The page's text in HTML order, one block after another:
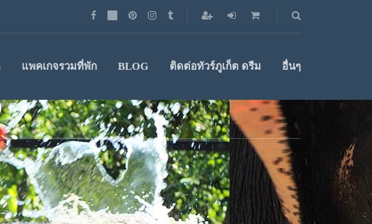
แพคเกจรวมที่พัก BLOG ติดต่อทัวร์ภูเก็ต ดรีม อื่นๆ